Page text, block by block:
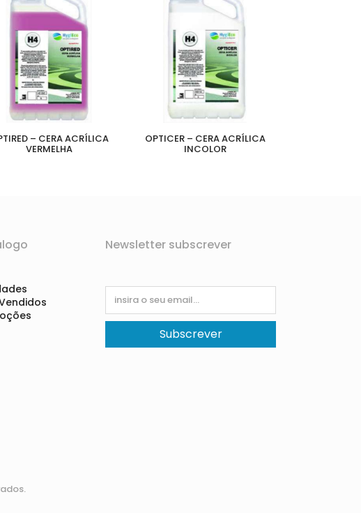
– CERA ACRÍLICA
VERMELHA
OPTICER – CERA ACRÍLICA
INCOLOR
Newsletter subscrever
Subscrever